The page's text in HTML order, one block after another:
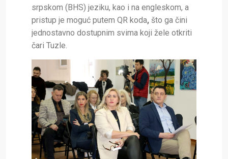
srpskom (BHS) jeziku, kao i na engleskom, a
pristup je moguć putem QR koda, što ga čini
jednostavno dostupnim svima koji žele otkriti
čari Tuzle.